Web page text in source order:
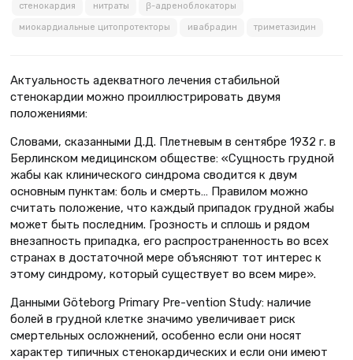
стенокардия нитраты β-адреноблокаторы
миокардиальные цитопротекторы ивабрадин триметазидин
Актуальность адекватного лечения стабильной
стенокардии можно проиллюстрировать двумя
положениями:
Словами, сказанными Д.Д. Плетневым в сентябре 1932 г. в
Берлинском медицинском обществе: «Сущность грудной
жабы как клинического синдрома сводится к двум
основным пунктам: боль и смерть… Правилом можно
считать положение, что каждый припадок грудной жабы
может быть последним. Грозность и сплошь и рядом
внезапность припадка, его распространенность во всех
странах в достаточной мере объясняют тот интерес к
этому синдрому, который существует во всем мире».
Данными Göteborg Primary Pre-vention Study: наличие
болей в грудной клетке значимо увеличивает риск
смертельных осложнений, особенно если они носят
характер типичных стенокардических и если они имеют